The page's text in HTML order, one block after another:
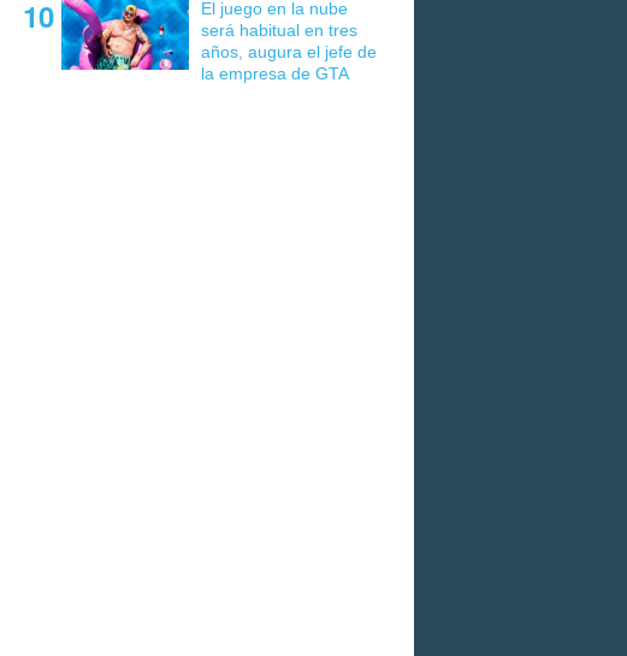
El juego en la nube
será habitual en tres
años, augura el jefe de
la empresa de GTA